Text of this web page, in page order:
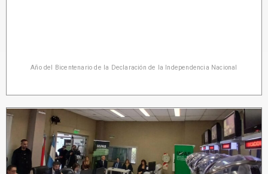
Año del Bicentenario de la Declaración de la Independencia Nacional